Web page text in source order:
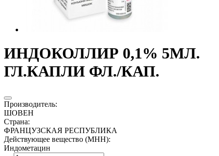
ИНДОКОЛЛИР 0,1% 5МЛ.
ГЛ.КАПЛИ ФЛ./КАП.
Производитель:
ШОВЕН
Страна:
ФРАНЦУЗСКАЯ РЕСПУБЛИКА
Действующее вещество (МНН):
Индометацин